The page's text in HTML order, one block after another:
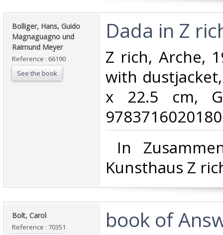
‎Bolliger, Hans, Guido
Magnaguagno und
Raimund Meyer‎
Reference : 66190
See the book
‎Dada in Z
‎Z rich, Arche,
with
x 22.5 cm,
In
Kunsthaus Z
‎Bolt, Carol‎
Reference : 70351
‎book of